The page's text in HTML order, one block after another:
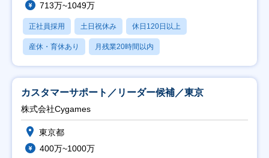
713万~1049万
正社員採用 土日祝休み 休日120日以上
産休・育休あり 月残業20時間以内
カスタマーサポート／リーダー候補／東京
株式会社Cygames
東京都
400万~1000万